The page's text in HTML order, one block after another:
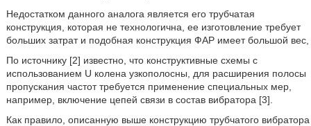
Недостатком данного аналога является его трубчатая
конструкция, которая не технологична, ее изготовление требует
больших затрат и подобная конструкция ФАР имеет большой вес,
По источнику [2] известно, что конструктивные схемы с
использованием U колена узкополосны, для расширения полосы
пропускания частот требуется применение специальных мер,
например, включение цепей связи в состав вибратора [3].
Как правило, описанную выше конструкцию трубчатого вибратора